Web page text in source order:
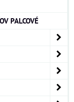
PALCOVÉ